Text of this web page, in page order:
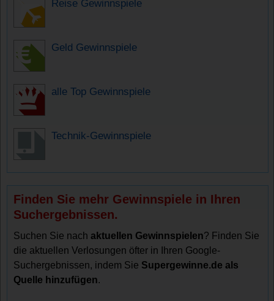
Reise Gewinnspiele
Geld Gewinnspiele
alle Top Gewinnspiele
Technik-Gewinnspiele
Finden Sie mehr Gewinnspiele in Ihren
Suchergebnissen.
Suchen Sie nachaktuellen Gewinnspielen? Finden Sie
die aktuellen Verlosungen öfter in Ihren Google-
Suchergebnissen, indem Sie Supergewinne.de als
Quelle hinzufügen.